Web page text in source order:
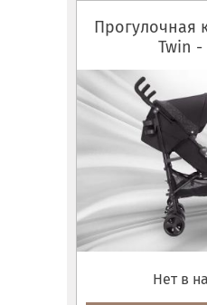
Прогулочная
Twin -
Нет в